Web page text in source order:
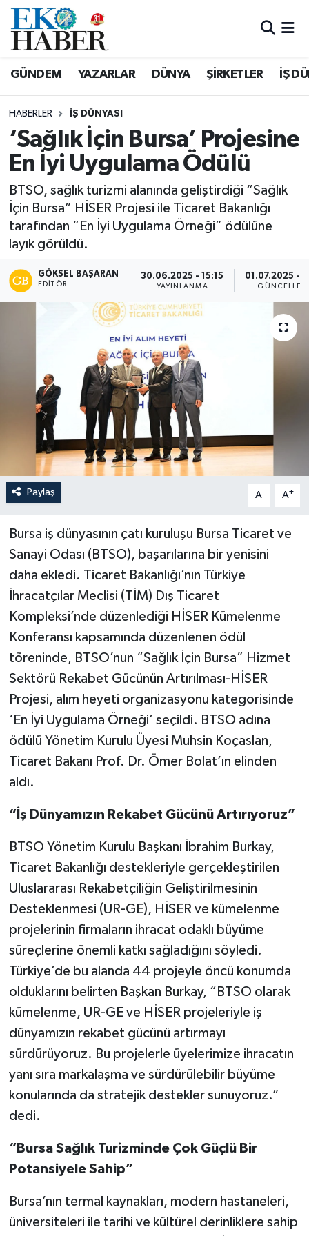
GÜNDEM YAZARLAR DÜNYA ŞİRKETLER İŞ
HABERLER İŞ DÜNYASI
‘Sağlık İçin Bursa’ Projesine
En İyi Uygulama Ödülü
BTSO, sağlık turizmi alanında geliştirdiği “Sağlık
İçin Bursa” HİSER Projesi ile Ticaret Bakanlığı
tarafından “En İyi Uygulama Örneği” ödülüne
layık görüldü.
GÖKSEL BAŞARAN
EDITÖR
30.06.2025 - 15:15
YAYINLANMA
01.07.2025 -
Paylaş A- A+
Bursa iş dünyasının çatı kuruluşu Bursa Ticaret ve
Sanayi Odası (BTSO), başarılarına bir yenisini
daha ekledi. Ticaret Bakanlığı’nın Türkiye
İhracatçılar Meclisi (TİM) Dış Ticaret
Kompleksi’nde düzenlediği HİSER Kümelenme
Konferansı kapsamında düzenlenen ödül
töreninde, BTSO’nun “Sağlık İçin Bursa” Hizmet
Sektörü Rekabet Gücünün Artırılması-HİSER
Projesi, alım heyeti organizasyonu kategorisinde
‘En İyi Uygulama Örneği’ seçildi. BTSO adına
ödülü Yönetim Kurulu Üyesi Muhsin Koçaslan,
Ticaret Bakanı Prof. Dr. Ömer Bolat’ın elinden
aldı.
“İş Dünyamızın Rekabet Gücünü Artırıyoruz”
BTSO Yönetim Kurulu Başkanı İbrahim Burkay,
Ticaret Bakanlığı destekleriyle gerçekleştirilen
Uluslararası Rekabetçiliğin Geliştirilmesinin
Desteklenmesi (UR-GE), HİSER ve kümelenme
projelerinin firmaların ihracat odaklı büyüme
süreçlerine önemli katkı sağladığını söyledi.
Türkiye’de bu alanda 44 projeyle öncü konumda
olduklarını belirten Başkan Burkay, “BTSO olarak
kümelenme, UR-GE ve HİSER projeleriyle iş
dünyamızın rekabet gücünü artırmayı
sürdürüyoruz. Bu projelerle üyelerimize ihracatın
yanı sıra markalaşma ve sürdürülebilir büyüme
konularında da stratejik destekler sunuyoruz.”
dedi.
“Bursa Sağlık Turizminde Çok Güçlü Bir
Potansiyele Sahip”
Bursa’nın termal kaynakları, modern hastaneleri,
üniversiteleri ile tarihi ve kültürel derinliklere sahip
Hava Durumu
Süper Lig Puan Durumu ve Fikstür
Tüm Manşetler
Son Dakika Haberleri
Haber Arşivi